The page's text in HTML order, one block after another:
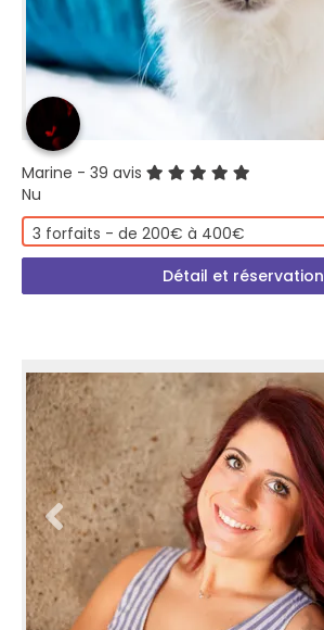
Marine - 39 avis
Nu
3 forfaits - de 200€ à 400€
Détail et réservation